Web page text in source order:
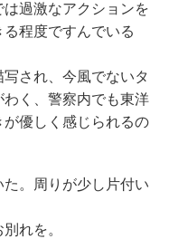
過激なアクションを
程度ですんでいる
され、今風でないタ
く、警察内でも東洋
優しく感じられるの
。周りが少し片付い
れを。